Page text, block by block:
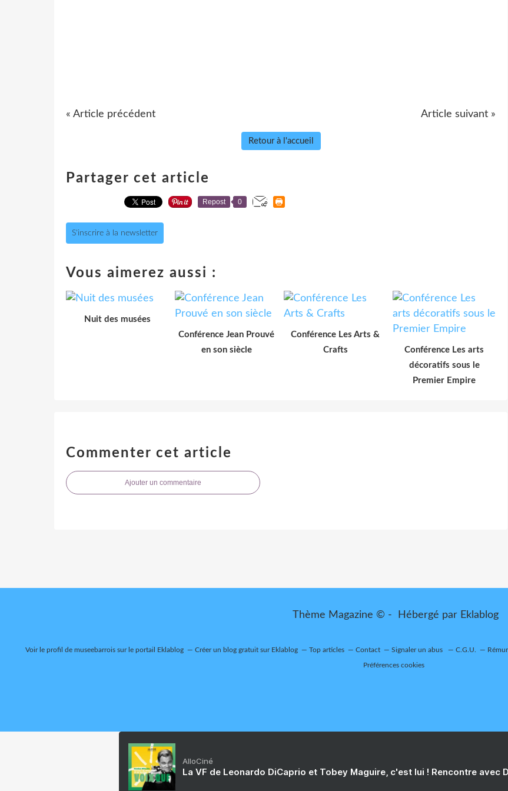
« Article précédent Article suivant »
Retour à l'accueil
Partager cet article
Repost 0
S'inscrire à la newsletter
Vous aimerez aussi :
Nuit des musées
Conférence Jean Prouvé
en son siècle
Conférence Les Arts &
Crafts
Conférence Les arts
décoratifs sous le
Premier Empire
Commenter cet article
Ajouter un commentaire
Thème Magazine © - Hébergé par Eklablog
Voir le profil de museebarroissur le portail Eklablog Créer un blog gratuit sur Eklablog Top articles Contact Signaler un abus C.G.U.
Préférences cookies
AlloCiné
La VF de Leonardo DiCaprio et Tobey Maguire, c'est lui ! Rencontre avec